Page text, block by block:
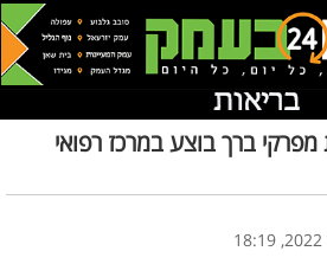
ברך בוצע במרכז רפואי